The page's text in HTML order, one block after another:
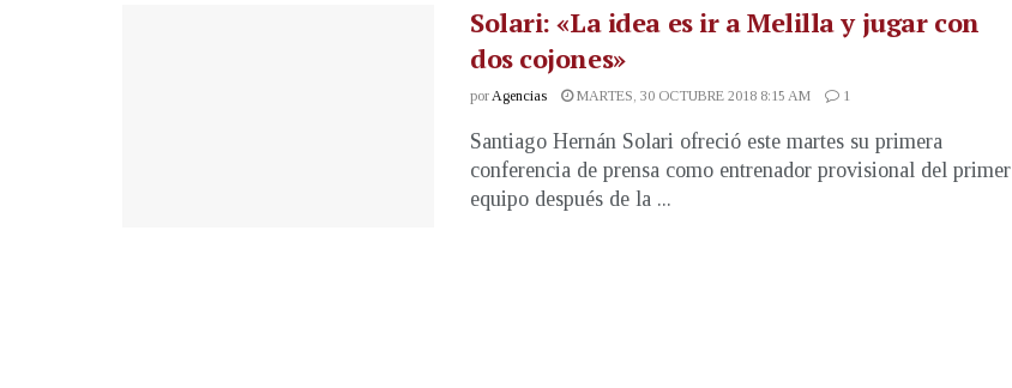
Solari: «La idea es ir a Melilla y jugar con
dos cojones»
porAgencias MARTES, 30 OCTUBRE 2018 8:15 AM 1
Santiago Hernán Solari ofreció este martes su primera
conferencia de prensa como entrenador provisional del primer
equipo después de la ...